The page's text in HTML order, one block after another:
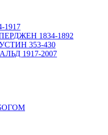
1834-1892
353-430
1917-2007